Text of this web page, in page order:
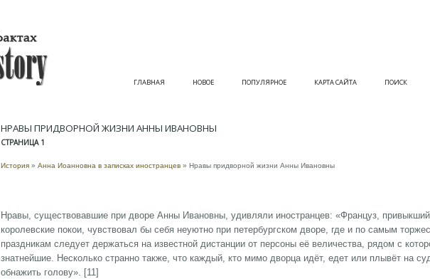
ГЛАВНАЯ НОВОЕ ПОПУЛЯРНОЕ КАРТА САЙТА ПОИСК
НРАВЫ ПРИДВОРНОЙ ЖИЗНИ АННЫ ИВАНОВНЫ
СТРАНИЦА 1
История » Анна Иоанновна в записках иностранцев » Нравы придворной жизни Анны Ивановны
Нравы, существовавшие при дворе Анны Ивановны, удивляли иностранцев: «Француз,
королевские покои, чувствовал бы себя неуютно при петербургском дворе, где и по самым
праздникам следует держаться на известной дистанции от персоны её величества, рядом с
знатнейшие. Несколько странно также, что каждый, кто мимо дворца идёт, едет или плывёт на
обнажить голову». [11]